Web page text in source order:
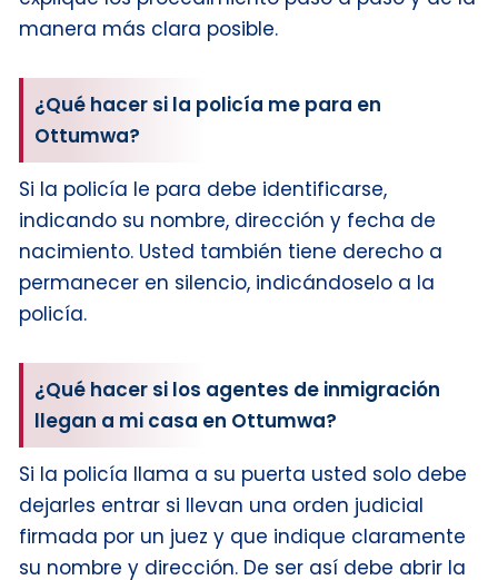
manera más clara posible.
¿Qué hacer si la policía me para en
Ottumwa?
Si la policía le para debe identificarse,
indicando su nombre, dirección y fecha de
nacimiento. Usted también tiene derecho a
permanecer en silencio, indicándoselo a la
policía.
¿Qué hacer si los agentes de inmigración
llegan a mi casa en Ottumwa?
Si la policía llama a su puerta usted solo debe
dejarles entrar si llevan una orden judicial
firmada por un juez y que indique claramente
su nombre y dirección. De ser así debe abrir la